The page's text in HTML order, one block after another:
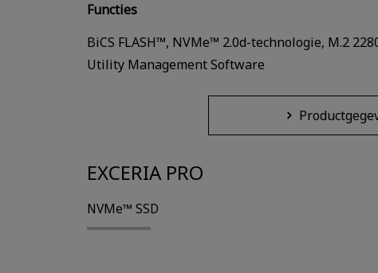
Functies
BiCS FLASH™, NVMe™ 2.0d-technologie, M.2
Utility Management Software
EXCERIA PRO
NVMe™ SSD